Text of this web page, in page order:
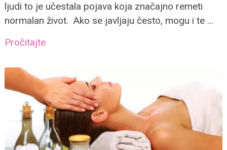
ljudi to je učestala pojava koja značajno remeti
normalan život. Ako se javljaju često, mogu i te …
Pročitajte